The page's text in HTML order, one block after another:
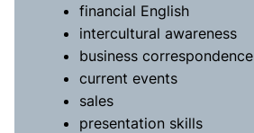
financial English
intercultural awareness
business correspondence
current events
sales
presentation skills